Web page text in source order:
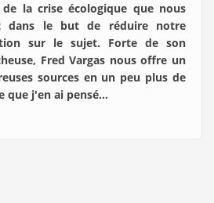
la crise écologique que nous
dans le but de réduire notre
sur le sujet. Forte de son
Fred Vargas nous offre un
sources en un peu plus de
que j'en ai pensé...